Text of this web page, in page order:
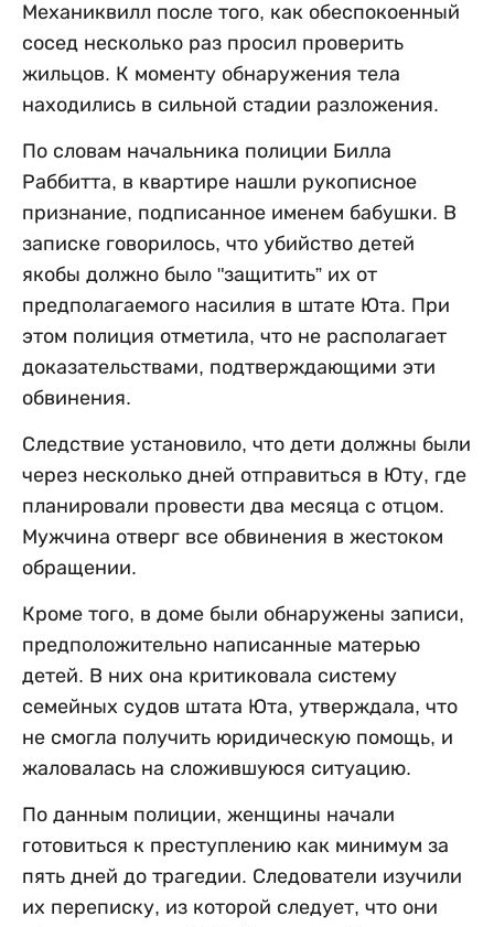
Механиквилл после того, как обеспокоенный
сосед несколько раз просил проверить
жильцов. К моменту обнаружения тела
находились в сильной стадии разложения.
По словам начальника полиции Билла
Раббитта, в квартире нашли рукописное
признание, подписанное именем бабушки. В
записке говорилось, что убийство детей
якобы должно было "защитить” их от
предполагаемого насилия в штате Юта. При
этом полиция отметила, что не располагает
доказательствами, подтверждающими эти
обвинения.
Следствие установило, что дети должны были
через несколько дней отправиться в Юту, где
планировали провести два месяца с отцом.
Мужчина отверг все обвинения в жестоком
обращении.
Кроме того, в доме были обнаружены записи,
предположительно написанные матерью
детей. В них она критиковала систему
семейных судов штата Юта, утверждала, что
не смогла получить юридическую помощь, и
жаловалась на сложившуюся ситуацию.
По данным полиции, женщины начали
готовиться к преступлению как минимум за
пять дней до трагедии. Следователи изучили
их переписку, из которой следует, что они